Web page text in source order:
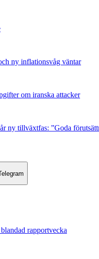
ny inflationsvåg väntar
om iranska attacker
ny tillväxtfas: ”Goda
rapportvecka